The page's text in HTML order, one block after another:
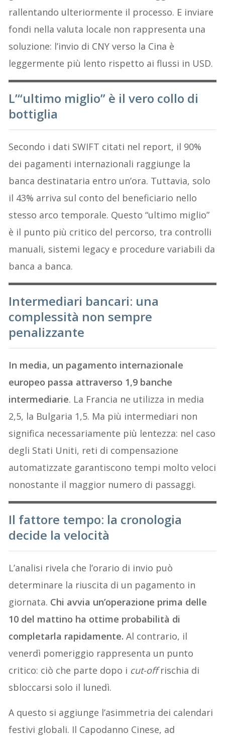
rallentando ulteriormente il processo. E inviare
fondi nella valuta locale non rappresenta una
soluzione: l’invio di CNY verso la Cina è
leggermente più lento rispetto ai flussi in USD.
L’“ultimo miglio” è il vero collo di
bottiglia
Secondo i dati SWIFT citati nel report, il 90%
dei pagamenti internazionali raggiunge la
banca destinataria entro un’ora. Tuttavia, solo
il 43% arriva sul conto del beneficiario nello
stesso arco temporale. Questo “ultimo miglio”
è il punto più critico del percorso, tra controlli
manuali, sistemi legacy e procedure variabili da
banca a banca.
Intermediari bancari: una
complessità non sempre
penalizzante
In media, un pagamento internazionale
europeo passa attraverso 1,9 banche
intermediarie. La Francia ne utilizza in media
2,5, la Bulgaria 1,5. Ma più intermediari non
significa necessariamente più lentezza: nel caso
degli Stati Uniti, reti di compensazione
automatizzate garantiscono tempi molto veloci
nonostante il maggior numero di passaggi.
Il fattore tempo: la cronologia
decide la velocità
L’analisi rivela che l’orario di invio può
determinare la riuscita di un pagamento in
giornata. Chi avvia un’operazione prima delle
10 del mattino ha ottime probabilità di
completarla rapidamente. Al contrario, il
venerdì pomeriggio rappresenta un punto
critico: ciò che parte dopo i cut-offrischia di
sbloccarsi solo il lunedì.
A questo si aggiunge l’asimmetria dei calendari
festivi globali. Il Capodanno Cinese, ad